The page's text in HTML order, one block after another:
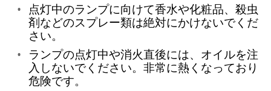
点灯中のランプに向けて香水や化粧品、殺虫
剤などのスプレー類は絶対にかけないでくだ
さい。
ランプの点灯中や消火直後には、オイルを注
入しないでください。非常に熱くなっており
危険です。